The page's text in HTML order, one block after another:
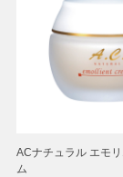
ACナチュラル エモ
ム